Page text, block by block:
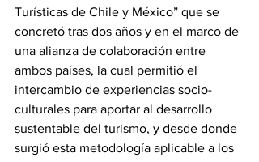
Turísticas de Chile y México” que se
concretó tras dos años y en el marco de
una alianza de colaboración entre
ambos países, la cual permitió el
intercambio de experiencias socio-
culturales para aportar al desarrollo
sustentable del turismo, y desde donde
surgió esta metodología aplicable a los